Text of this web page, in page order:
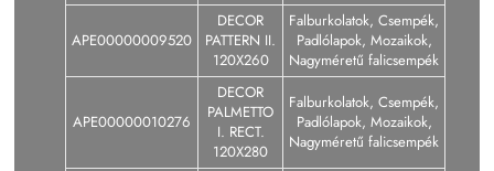
APE00000009520
DECOR
PATTERN II.
120X260
Falburkolatok, Csempék,
Padlólapok, Mozaikok,
Nagyméretű falicsempék
APE00000010276
DECOR
PALMETTO
I. RECT.
120X280
Falburkolatok, Csempék,
Padlólapok, Mozaikok,
Nagyméretű falicsempék